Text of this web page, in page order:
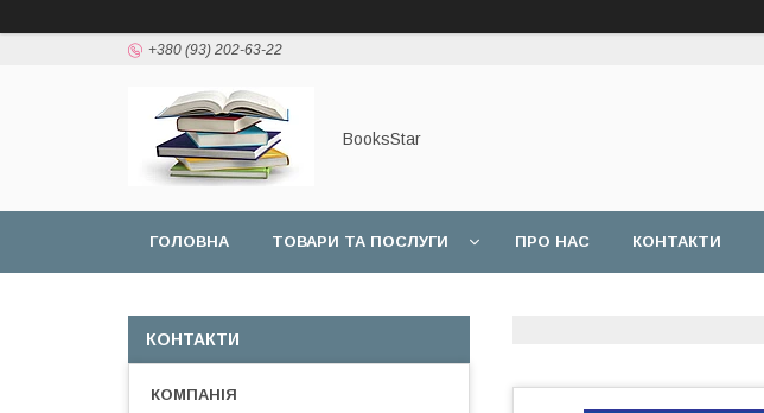
+380 (93) 202-63-22
BooksStar
ГОЛОВНА ТОВАРИ ТА ПОСЛУГИ ПРО НАС КОНТАКТИ
КОНТАКТИ